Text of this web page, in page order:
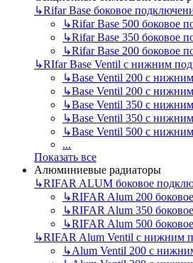
↳Rifar Base боковое
↳Rifar Base 500 боковое
↳Rifar Base 350 боковое
↳Rifar Base 200 боковое
↳RIfar Base Ventil с нижним
↳Base Ventil 200 с
↳Base Ventil 200 с
↳Base Ventil 350 с
↳Base Ventil 350 с
↳Base Ventil 500 с
...
Показать все
Алюминиевые радиаторы
↳RIFAR ALUM боковое
↳RIFAR Alum 200
↳RIFAR Alum 350
↳RIFAR Alum 500
↳RIFAR Alum Ventil с нижним
↳Alum Ventil 200 с